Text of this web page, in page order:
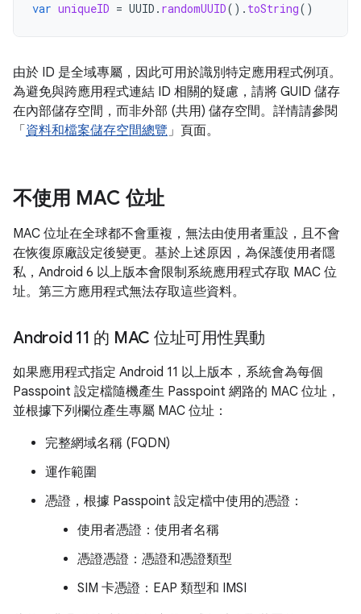
var uniqueID = UUID . randomUUID(). toString()
由於 ID 是全域專屬，因此可用於識別特定應用程式例項。
為避免與跨應用程式連結 ID 相關的疑慮，請將 GUID 儲存
在內部儲存空間，而非外部 (共用) 儲存空間。詳情請參閱
「 資料和檔案儲存空間總覽」頁面。
不使用 MAC 位址
MAC 位址在全球都不會重複，無法由使用者重設，且不會
在恢復原廠設定後變更。基於上述原因，為保護使用者隱
私，Android 6 以上版本會限制系統應用程式存取 MAC 位
址。第三方應用程式無法存取這些資料。
Android 11 的 MAC 位址可用性異動
如果應用程式指定 Android 11 以上版本，系統會為每個
Passpoint 設定檔隨機產生 Passpoint 網路的 MAC 位址，
並根據下列欄位產生專屬 MAC 位址：
完整網域名稱 (FQDN)
運作範圍
憑證，根據 Passpoint 設定檔中使用的憑證：
使用者憑證：使用者名稱
憑證憑證：憑證和憑證類型
SIM 卡憑證：EAP 類型和 IMSI